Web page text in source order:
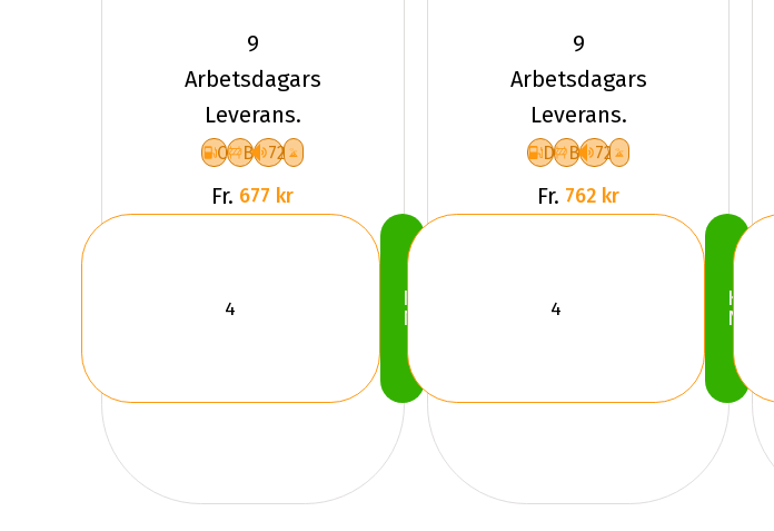
ROADHOG
RGAS02
XL
9
Arbetsdagars
Leverans.
C B 72
Fr. 677 kr
Köp
Nu
DELINTE
WD6
9
Arbetsdagars
Leverans.
D B 72
Fr. 762 kr
Köp
Nu